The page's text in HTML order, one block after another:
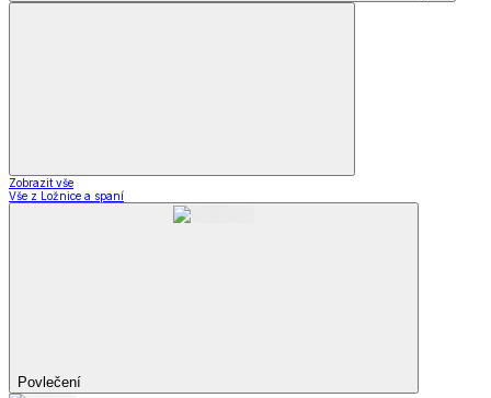
Zobrazit vše
Vše z Ložnice a spaní
Povlečení